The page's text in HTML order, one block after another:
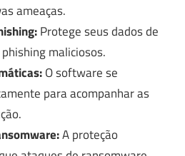
ameaças.
Protege seus dados de
maliciosos.
O software se
para acompanhar as
A proteção